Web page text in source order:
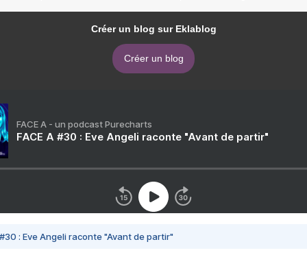
Créer un blog sur Eklablog
Créer un blog
FACE A - un podcast Purecharts
FACE A #30 : Eve Angeli raconte "Avant de partir"
#30 : Eve Angeli raconte "Avant de partir"